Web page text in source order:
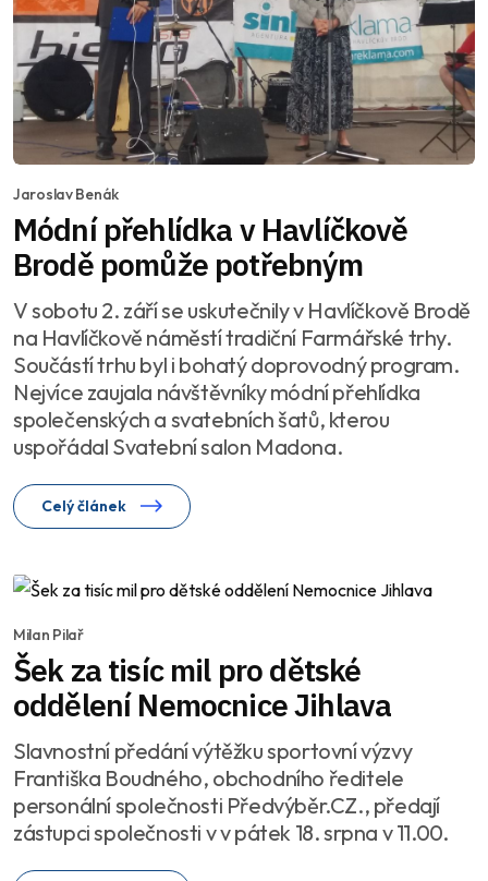
Jaroslav Benák
Módní přehlídka v Havlíčkově
Brodě pomůže potřebným
V sobotu 2. září se uskutečnily v Havlíčkově Brodě
na Havlíčkově náměstí tradiční Farmářské trhy.
Součástí trhu byl i bohatý doprovodný program.
Nejvíce zaujala návštěvníky módní přehlídka
společenských a svatebních šatů, kterou
uspořádal Svatební salon Madona.
Celý článek
Milan Pilař
Šek za tisíc mil pro dětské
oddělení Nemocnice Jihlava
Slavnostní předání výtěžku sportovní výzvy
Františka Boudného, obchodního ředitele
personální společnosti Předvýběr.CZ., předají
zástupci společnosti v v pátek 18. srpna v 11.00.